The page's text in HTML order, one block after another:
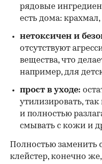
рядовые
есть дома:
нетоксичен и
отсутствуют
вещества, что
например, для
прост в уходе:
утилизировать,
и полностью
смывать с кожи и
Полностью заменить
клейстер, конечно